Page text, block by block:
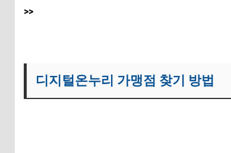
>>
디지털온누리 가맹점 찾기 방법